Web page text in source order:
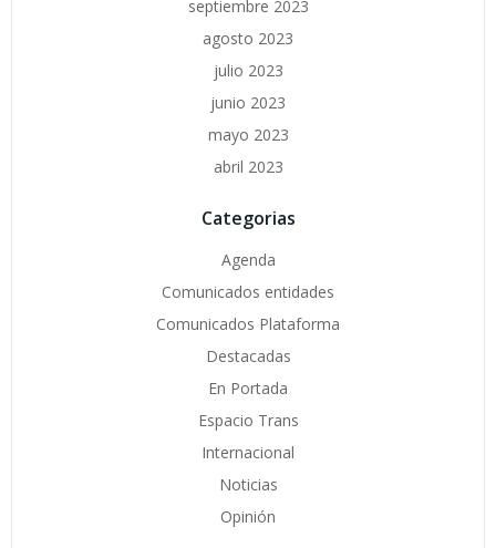
septiembre 2023
agosto 2023
julio 2023
junio 2023
mayo 2023
abril 2023
Categorias
Agenda
Comunicados entidades
Comunicados Plataforma
Destacadas
En Portada
Espacio Trans
Internacional
Noticias
Opinión